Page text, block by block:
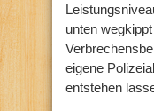
unten
eigene
entstehen